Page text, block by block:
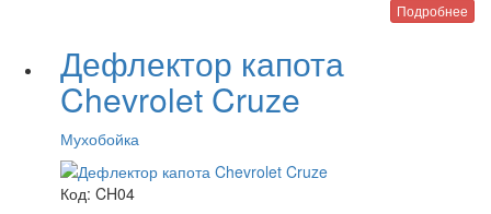
Подробнее
Дефлектор капота
Chevrolet Cruze
Мухобойка
Код: CH04